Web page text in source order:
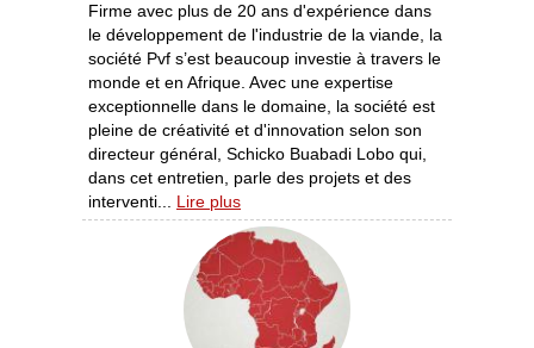
Firme avec plus de 20 ans d'expérience dans
le développement de l'industrie de la viande, la
société Pvf s’est beaucoup investie à travers le
monde et en Afrique. Avec une expertise
exceptionnelle dans le domaine, la société est
pleine de créativité et d'innovation selon son
directeur général, Schicko Buabadi Lobo qui,
dans cet entretien, parle des projets et des
interventi... Lire plus